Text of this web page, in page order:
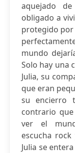
aquejado
obligado a
protegido por
mundo
Solo hay una
Julia, su
que eran
su encierro
contrario
ver el
escucha
Julia se